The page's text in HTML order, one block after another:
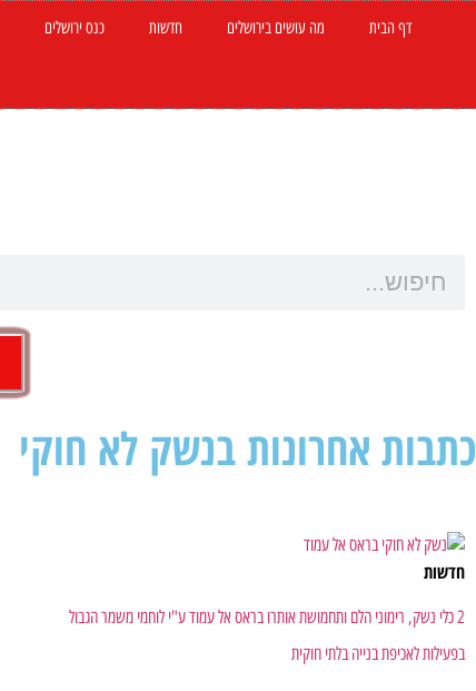
דף הבית מה עושים בירושלים חדשות כנס ירושלים
כתבות אחרונות בנשק לא חוקי
חדשות
2 כלי נשק, רימוני הלם ותחמושת אותרו בראס אל עמוד ע"י לוחמי משמר הגבול
בפעילות לאכיפת בנייה בלתי חוקית